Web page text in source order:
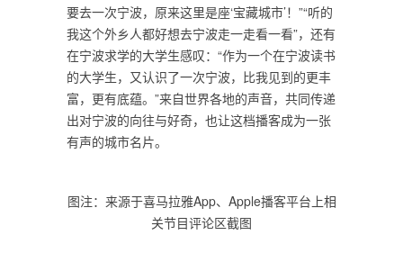
要去一次宁波，原来这里是座‘宝藏城市’！”“听的
我这个外乡人都好想去宁波走一走看一看”，还有
在宁波求学的大学生感叹：“作为一个在宁波读书
的大学生，又认识了一次宁波，比我见到的更丰
富，更有底蕴。”来自世界各地的声音，共同传递
出对宁波的向往与好奇，也让这档播客成为一张
有声的城市名片。
图注：来源于喜马拉雅App、Apple播客平台上相
关节目评论区截图